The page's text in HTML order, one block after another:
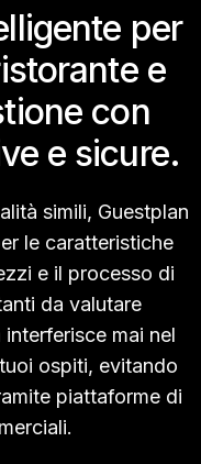
per
e
con
e sicure.
simili, Guestplan
le caratteristiche
e il processo di
da valutare
interferisce mai nel
ospiti, evitando
piattaforme di